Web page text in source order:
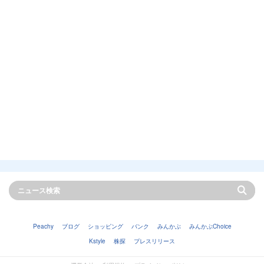
Peachy ブログ ショッピング バンク みんかぶ
みんかぶChoice
Kstyle
株探 プレスリリース